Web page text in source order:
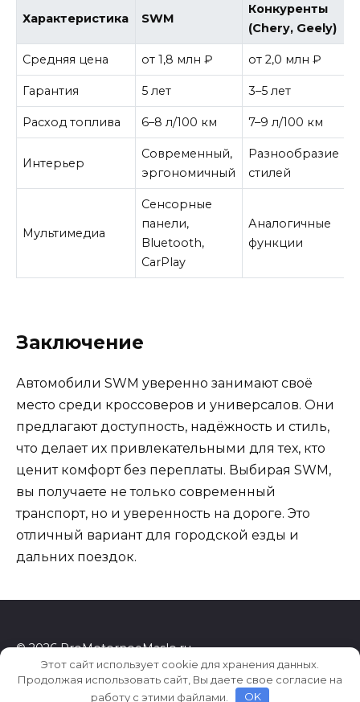
Характеристика SWM
Конкуренты
(Chery, Geely)
Средняя цена от 1,8 млн ₽ от 2,0 млн ₽
Гарантия 5 лет 3–5 лет
Расход топлива 6–8 л/100 км 7–9 л/100 км
Интерьер
Современный,
эргономичный
Разнообразие
стилей
Мультимедиа
Сенсорные
панели,
Bluetooth,
CarPlay
Аналогичные
функции
Заключение
Автомобили SWM уверенно занимают своё
место среди кроссоверов и универсалов. Они
предлагают доступность, надёжность и стиль,
что делает их привлекательными для тех, кто
ценит комфорт без переплаты. Выбирая SWM,
вы получаете не только современный
транспорт, но и уверенность на дороге. Это
отличный вариант для городской езды и
дальних поездок.
© 2026 ProMotornoeMaslo.ru
Этот сайт использует cookie для хранения данных.
Продолжая использовать сайт, Вы даете свое согласие на
работу с этими файлами.
OK